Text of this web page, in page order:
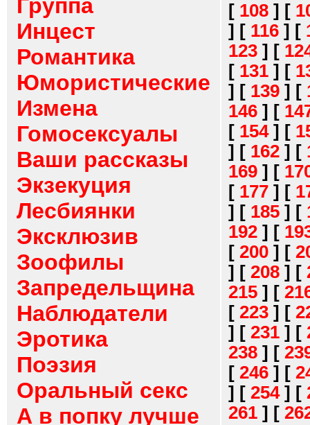
Группа
Инцест
Романтика
Юмористические
Измена
Гомосексуалы
Ваши рассказы
Экзекуция
Лесбиянки
Эксклюзив
Зоофилы
Запредельщина
Наблюдатели
Эротика
Поэзия
Оральный секс
А в попку лучше
[ 108 ] [
] [ 116 ] [
123 ] [
[ 131 ] [
] [ 139 ] [
146 ] [
[ 154] [
] [ 162 ] [
169 ] [
[ 177 ] [
] [ 185 ] [
192 ] [
[ 200 ] [
] [ 208 ] [
215 ] [
[ 223 ] [
] [ 231 ] [
238 ] [
[ 246 ] [
] [ 254] [
261 ] [